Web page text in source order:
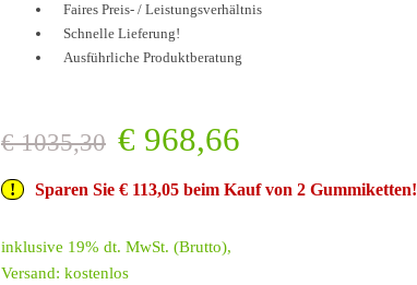
Faires Preis- / Leistungsverhältnis
Schnelle Lieferung!
Ausführliche Produktberatung
€1035,30 € 968,66
Sparen Sie € 113,05 beim Kauf von 2 Gummiketten!
inklusive 19% dt. MwSt. (Brutto),
Versand: kostenlos